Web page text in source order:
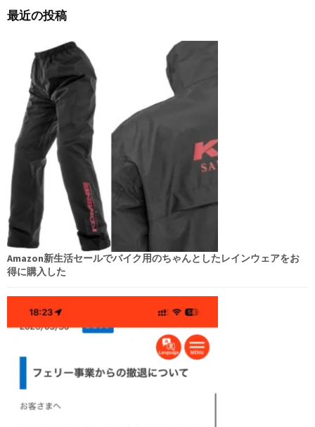
最近の投稿
Amazon新生活セールでバイク用のちゃんとしたレインウェアをお
得に購入した